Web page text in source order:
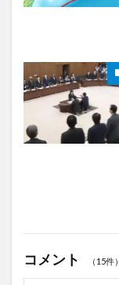
コメント （15件）